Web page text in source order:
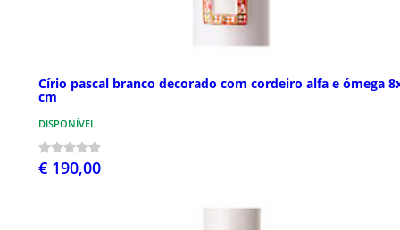
Círio pascal branco decorado com cordeiro alfa e ómega
cm
DISPONÍVEL
€ 190,00